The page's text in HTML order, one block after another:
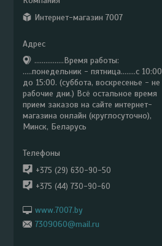
Интернет-магазин 7007
................Время работы:
.....понедельник - пятница........с 10:00
до 15:00. (суббота, воскресенье - не
рабочие дни.) Всё остальное время
прием заказов на сайте интернет-
магазина онлайн (круглосуточно),
Минск, Беларусь
+375 (29) 630-90-50
+375 (44) 730-90-60
www.7007.by
7309060@mail.ru